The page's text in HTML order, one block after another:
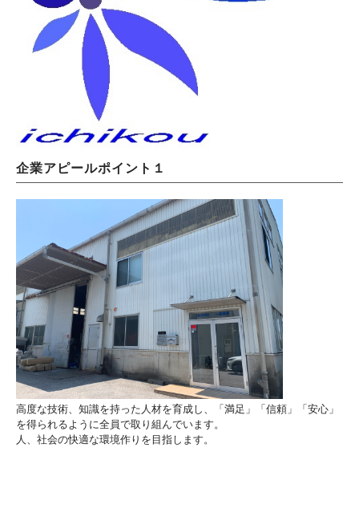
企業アピールポイント１
高度な技術、知識を持った人材を育成し、「満足」「信頼」「安心」
を得られるように全員で取り組んでいます。
人、社会の快適な環境作りを目指します。